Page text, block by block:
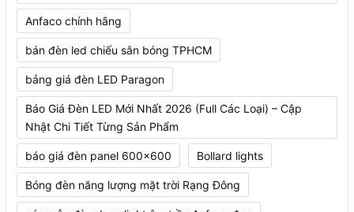
Anfaco chính hãng
bán đèn led chiếu sân bóng TPHCM
bảng giá đèn LED Paragon
Báo Giá Đèn LED Mới Nhất 2026 (Full Các Loại) – Cập
Nhật Chi Tiết Từng Sản Phẩm
báo giá đèn panel 600x600 Bollard lights
Bóng đèn năng lượng mặt trời Rạng Đông